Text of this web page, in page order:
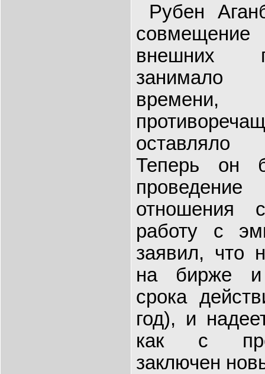
Рубен
внешних
занимало
оставляло
Теперь он
отношения
работу с
заявил, что
на бирже и
срока
год), и
как с
заключен